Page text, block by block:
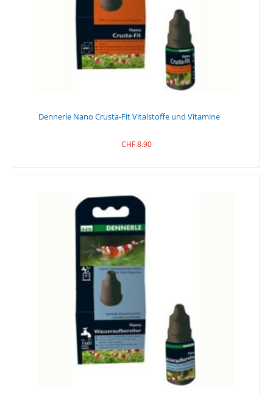
Dennerle Nano Crusta-Fit Vitalstoffe und Vitamine
CHF8.90